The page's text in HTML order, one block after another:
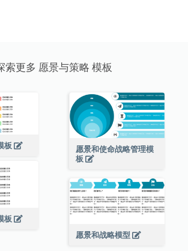
索更多 愿景与策略 模板
板
愿景和使命战略管理模
板
板
愿景和战略模型